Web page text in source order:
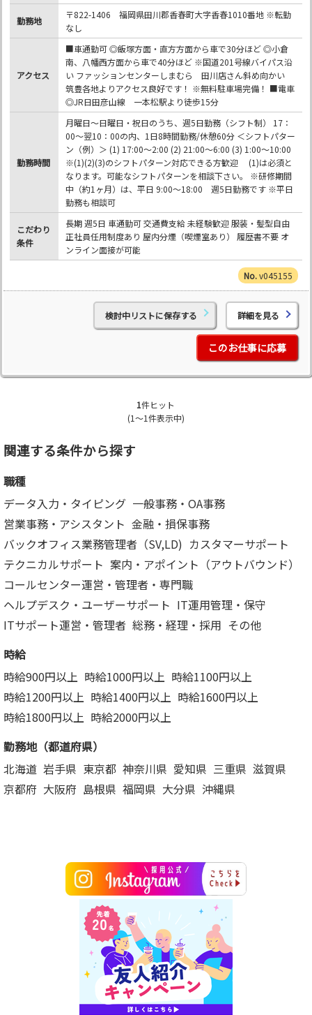
勤務地
〒822-1406 福岡県田川郡香春町大字香春1010番地 ※転勤
なし
アクセス
■車通勤可 ◎飯塚方面・直方方面から車で30分ほど ◎小倉
南、八幡西方面から車で40分ほど ※国道201号線バイパス沿
い ファッションセンターしまむら 田川店さん斜め向かい
筑豊各地よりアクセス良好です！ ※無料駐車場完備！ ■電車
◎JR日田彦山線 一本松駅より徒歩15分
勤務時間
月曜日～日曜日・祝日のうち、週5日勤務（シフト制） 17：
00～翌10：00の内、1日8時間勤務/休憩60分 ＜シフトパター
ン（例）＞ (1) 17:00～2:00 (2) 21:00～6:00 (3) 1:00～10:00
※(1)(2)(3)のシフトパターン対応できる方歓迎 (1)は必須と
なります。可能なシフトパターンを相談下さい。 ※研修期間
中（約1ヶ月）は、平日 9:00～18:00 週5日勤務です ※平日
勤務も相談可
こだわり
条件
長期 週5日 車通勤可 交通費支給 未経験歓迎 服装・髪型自由
正社員任用制度あり 屋内分煙（喫煙室あり） 履歴書不要 オ
ンライン面接が可能
v045155
検討中リストに保存する 詳細を見る
このお仕事に応募
1件ヒット
(1～1件表示中)
関連する条件から探す
職種
データ入力・タイピング 一般事務・OA事務
営業事務・アシスタント 金融・損保事務
バックオフィス業務管理者（SV,LD) カスタマーサポート
テクニカルサポート 案内・アポイント（アウトバウンド）
コールセンター運営・管理者・専門職
ヘルプデスク・ユーザーサポート IT運用管理・保守
ITサポート運営・管理者 総務・経理・採用 その他
時給
時給900円以上 時給1000円以上 時給1100円以上
時給1200円以上 時給1400円以上 時給1600円以上
時給1800円以上 時給2000円以上
勤務地（都道府県）
北海道 岩手県 東京都 神奈川県 愛知県 三重県 滋賀県
京都府 大阪府 島根県 福岡県 大分県 沖縄県